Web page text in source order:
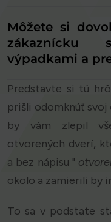
Môžete si
zákaznícku
výpadkami a
Predstavte si tú
prišli odomknúť svoj
by vám zlepil
otvorených dverí,
a bez nápisu "
okolo a zamierili by
To sa v podstate